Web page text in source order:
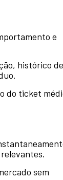
e
histórico de
do ticket
sem